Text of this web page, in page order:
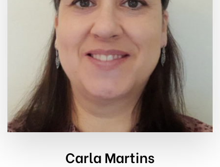
Carla Martins